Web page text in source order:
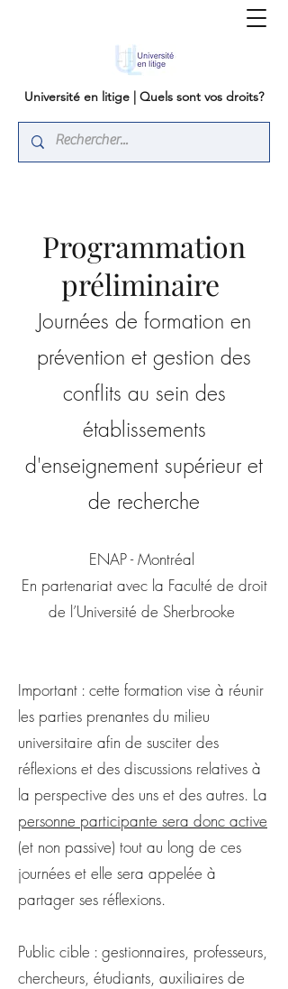
Université en litige | Quels sont vos droits?
Programmation
préliminaire
Journées de formation en
prévention et gestion des
conflits au sein des
établissements
d'enseignement supérieur et
de recherche
ENAP - Montréal ​
En partenariat avec la Faculté de droit
de l’Université de Sherbrooke
Important : cette formation vise à réunir
les parties prenantes du milieu
universitaire afin de susciter des
réflexions et des discussions relatives à
la perspective des uns et des autres. La
personne participante sera donc active
(et non passive) tout au long de ces
journées et elle sera appelée à
partager ses réflexions.
Public cible : gestionnaires, professeurs,
chercheurs, étudiants, auxiliaires de